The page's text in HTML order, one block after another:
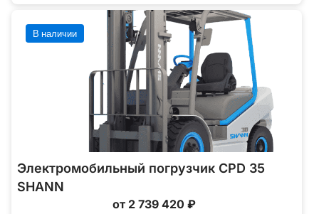
В наличии
Электромобильный погрузчик CPD 35
SHANN
от 2 739 420 ₽